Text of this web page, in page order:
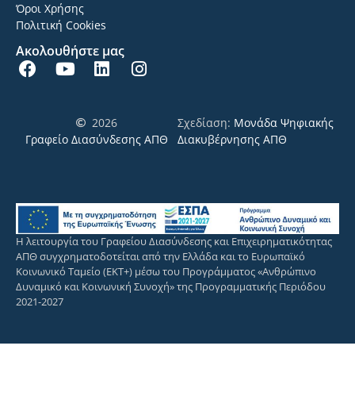
Όροι Χρήσης
Πολιτική Cookies
Ακολουθήστε μας
2026
Γραφείο Διασύνδεσης ΑΠΘ
Σχεδίαση: Μονάδα Ψηφιακής
Διακυβέρνησης ΑΠΘ
Η λειτουργία του Γραφείου Διασύνδεσης και Επιχειρηματικότητας
ΑΠΘ συγχρηματοδοτείται από την Ελλάδα και το Ευρωπαϊκό
Κοινωνικό Ταμείο (ΕΚΤ+) μέσω του Προγράμματος «Ανθρώπινο
Δυναμικό και Κοινωνική Συνοχή» της Προγραμματικής Περιόδου
2021-2027